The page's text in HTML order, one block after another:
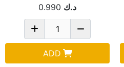
د.ك 0.990
ADD